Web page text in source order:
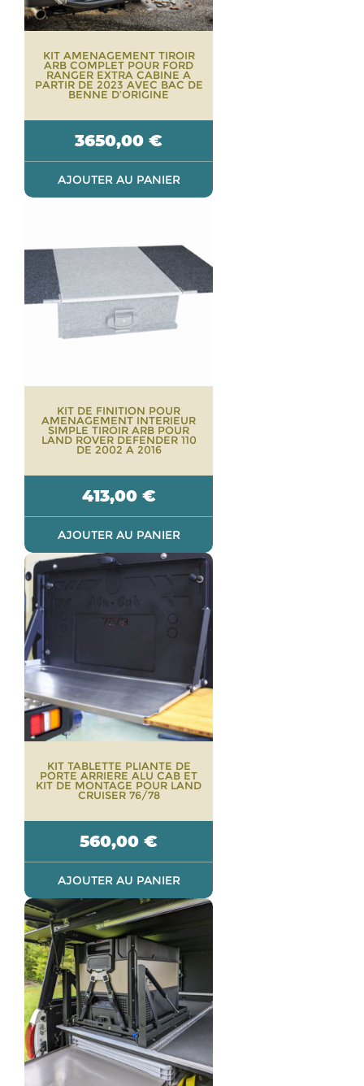
KIT AMENAGEMENT TIROIR
ARB COMPLET POUR FORD
RANGER EXTRA CABINE A
PARTIR DE 2023 AVEC BAC DE
BENNE D’ORIGINE
3650,00 €
AJOUTER AU PANIER
KIT DE FINITION POUR
AMENAGEMENT INTERIEUR
SIMPLE TIROIR ARB POUR
LAND ROVER DEFENDER 110
DE 2002 A 2016
413,00 €
AJOUTER AU PANIER
KIT TABLETTE PLIANTE DE
PORTE ARRIERE ALU CAB ET
KIT DE MONTAGE POUR LAND
CRUISER 76/78
560,00 €
AJOUTER AU PANIER